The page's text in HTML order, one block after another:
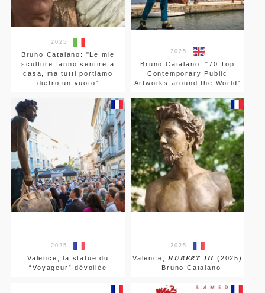
2025
Bruno Catalano: "Le mie
sculture fanno sentire a
casa, ma tutti portiamo
dietro un vuoto"
2025
Bruno Catalano: "70 Top
Contemporary Public
Artworks around the World"
2025
Valence, la statue du
“Voyageur” dévoilée
2025
Valence, 𝑯𝑼𝑩𝑬𝑹𝑻 𝑰𝑰𝑰 (2025)
– Bruno Catalano